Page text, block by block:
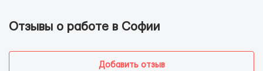
Отзывы о работе в Софии
Добавить отзыв